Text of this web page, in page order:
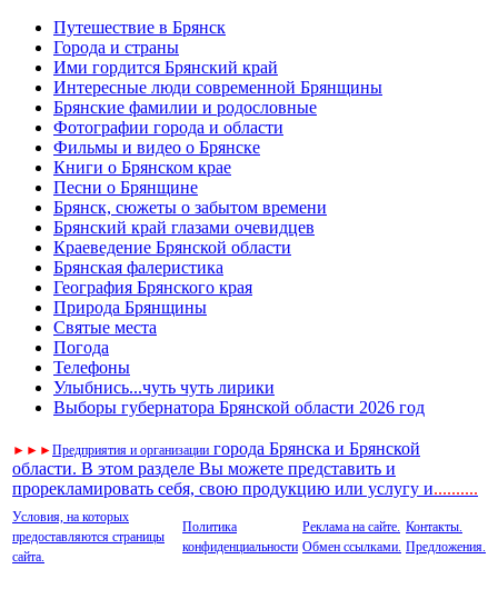
Путешествие в Брянск
Города и страны
Ими гордится Брянский край
Интересные люди современной Брянщины
Брянские фамилии и родословные
Фотографии города и области
Фильмы и видео о Брянске
Книги о Брянском крае
Песни о Брянщине
Брянск, сюжеты о забытом времени
Брянский край глазами очевидцев
Краеведение Брянской области
Брянская фалеристика
География Брянского края
Природа Брянщины
Святые места
Погода
Телефоны
Улыбнись...чуть чуть лирики
Выборы губернатора Брянской области 2026 год
► ► ►Предприятия и организации города Брянска и Брянской
области. В этом разделе Вы можете представить и
прорекламировать себя, свою продукцию или услугу и..........
Условия, на которых
предоставляются страницы
сайта.
Политика
конфиденциальности
Реклама на сайте.
Обмен ссылками.
Контакты.
Предложения.